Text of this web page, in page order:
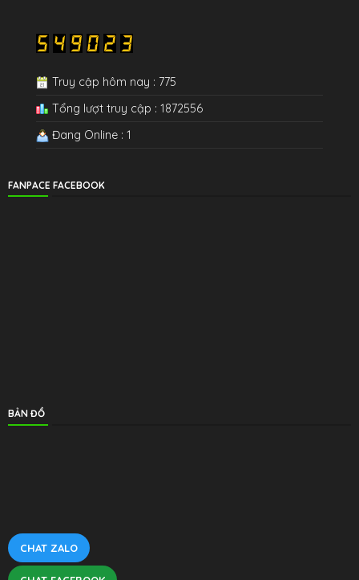
CHAT ZALO
Truy cập hôm nay : 775
Tổng lượt truy cập : 1872556
Đang Online : 1
FANPACE FACEBOOK
BẢN ĐỒ